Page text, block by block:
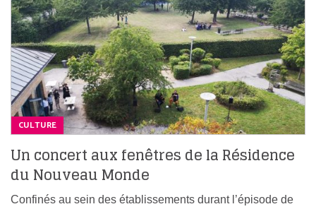
CULTURE
Un concert aux fenêtres de la Résidence
du Nouveau Monde
Confinés au sein des établissements durant l’épisode de